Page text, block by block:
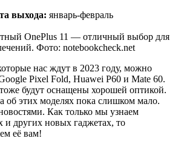
выхода: январь-февраль
OnePlus 11 — отличный выбор для
Фото: notebookcheck.net
нас ждут в 2023 году, можно
Pixel Fold, Huawei P60 и Mate 60.
будут оснащены хорошей оптикой.
этих моделях пока слишком мало.
Как только мы узнаем
других новых гаджетах, то
её вам!